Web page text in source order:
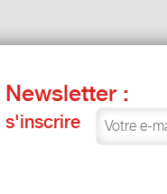
Newsletter :
s'inscrire